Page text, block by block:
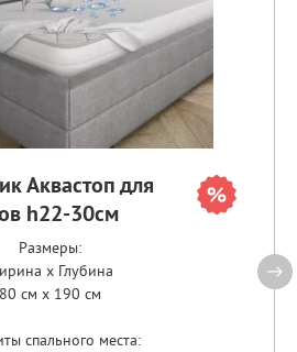
Аквастоп для
h22-30см
Размеры:
x Глубина
80 см x 190 см
спального места: